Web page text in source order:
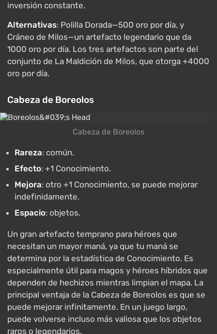
inversión constante.
Alternativas: Polilla Dorada—500 oro por día, y
Cráneo de Milos—un artefacto legendario que da
1000 oro por día. Los tres artefactos son parte del
conjunto de La Maldición de Milos, que otorga +4000
oro por día.
Cabeza de Boreolos
Cabeza de Boreolos
Rareza: común.
Efecto: +1 Conocimiento.
Mejora: otro +1 Conocimiento, se puede mejorar
indefinidamente.
Espacio: objetos.
Un gran artefacto temprano para héroes que
necesitan un mayor maná, ya que tu maná se
determina por la estadística de Conocimiento. Es
especialmente útil para magos y héroes híbridos que
dependen de hechizos mientras limpian el mapa. La
principal ventaja de la Cabeza de Boreolos es que se
puede mejorar infinitamente. En un juego largo,
puede volverse incluso más valiosa que los objetos
raros o legendarios.